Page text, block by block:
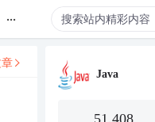
...
Java
51,408